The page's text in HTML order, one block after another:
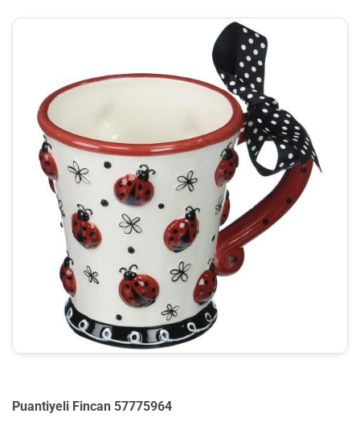
Puantiyeli Fincan 57775964